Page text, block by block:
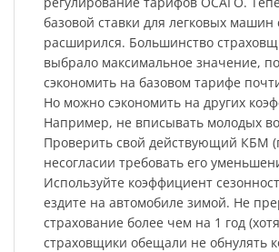
базовой ставки для легковых машин
расширился. Большинство
выбрало максимальное значение,
сэкономить на базовом тарифе
Но можно сэкономить на других
Например, не вписывать молодых
Проверить свой действующий КБМ
несогласии требовать его
Используйте коэффициент
ездите на автомобиле зимой. Не
страхование более чем на 1 год (хотя
страховщики обещали не обнулять